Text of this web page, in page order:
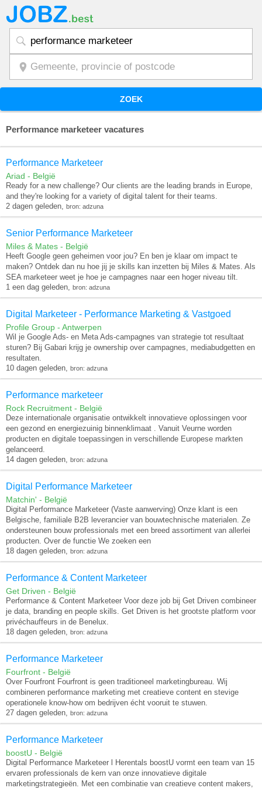
ZOEK
Performance marketeer vacatures
Performance Marketeer
Ariad - België
Ready for a new challenge? Our clients are the leading brands in Europe,
and they're looking for a variety of digital talent for their teams.
2 dagen geleden, bron: adzuna
Senior Performance Marketeer
Miles & Mates - België
Heeft Google geen geheimen voor jou? En ben je klaar om impact te
maken? Ontdek dan nu hoe jij je skills kan inzetten bij Miles & Mates. Als
SEA marketeer weet je hoe je campagnes naar een hoger niveau tilt.
1 een dag geleden, bron: adzuna
Digital Marketeer - Performance Marketing & Vastgoed
Profile Group - Antwerpen
Wil je Google Ads- en Meta Ads-campagnes van strategie tot resultaat
sturen? Bij Gabari krijg je ownership over campagnes, mediabudgetten en
resultaten.
10 dagen geleden, bron: adzuna
Performance marketeer
Rock Recruitment - België
Deze internationale organisatie ontwikkelt innovatieve oplossingen voor
een gezond en energiezuinig binnenklimaat . Vanuit Veurne worden
producten en digitale toepassingen in verschillende Europese markten
gelanceerd.
14 dagen geleden, bron: adzuna
Digital Performance Marketeer
Matchin' - België
Digital Performance Marketeer (Vaste aanwerving) Onze klant is een
Belgische, familiale B2B leverancier van bouwtechnische materialen. Ze
ondersteunen bouw professionals met een breed assortiment van allerlei
producten. Over de functie We zoeken een
18 dagen geleden, bron: adzuna
Performance & Content Marketeer
Get Driven - België
Performance & Content Marketeer Voor deze job bij Get Driven combineer
je data, branding en people skills. Get Driven is het grootste platform voor
privéchauffeurs in de Benelux.
18 dagen geleden, bron: adzuna
Performance Marketeer
Fourfront - België
Over Fourfront Fourfront is geen traditioneel marketingbureau. Wij
combineren performance marketing met creatieve content en stevige
operationele know-how om bedrijven écht vooruit te stuwen.
27 dagen geleden, bron: adzuna
Performance Marketeer
boostU - België
Digital Performance Marketeer l Herentals boostU vormt een team van 15
ervaren professionals de kern van onze innovatieve digitale
marketingstrategieën. Met een combinatie van creatieve content makers,